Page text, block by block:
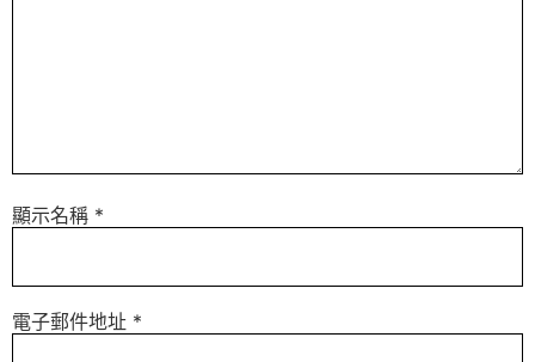
顯示名稱 *
電子郵件地址 *